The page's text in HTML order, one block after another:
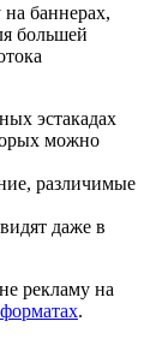
на баннерах,
большей
эстакадах
можно
различимые
даже в
рекламу на
.